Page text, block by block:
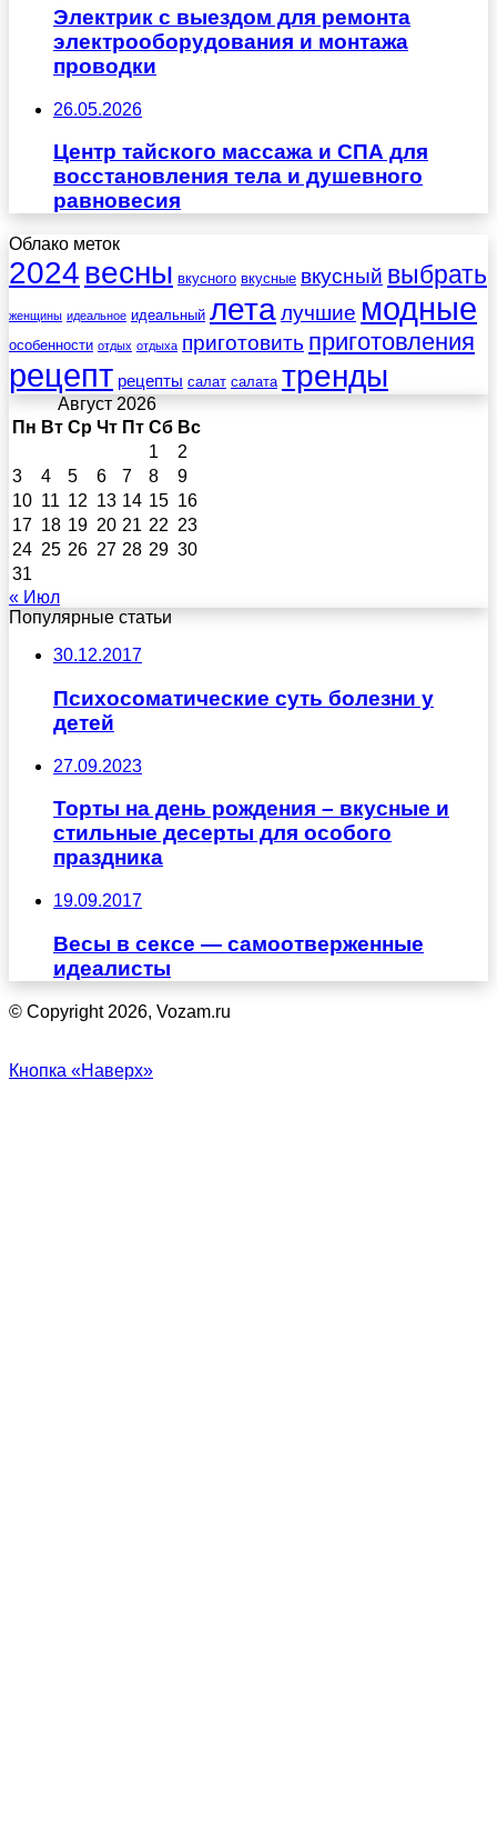
Электрик с выездом для ремонта
электрооборудования и монтажа
проводки
26.05.2026
Центр тайского массажа и СПА для
восстановления тела и душевного
равновесия
Облако меток
2024 весны вкусного вкусные вкусный выбрать
женщины идеальное идеальный леталучшие модные
особенности отдых отдыха приготовить приготовления
рецепт рецепты салат салата тренды
Август 2026
Пн Вт Ср Чт Пт Сб Вс
1
2
3
4 5 6 7 8
9
10 11 12 13 14 15 16
17 18 19 20 21 22 23
24 25 26 27 28 29 30
31
« Июл
Популярные статьи
30.12.2017
Психосоматические суть болезни у
детей
27.09.2023
Торты на день рождения – вкусные и
стильные десерты для особого
праздника
19.09.2017
Весы в сексе — самоотверженные
идеалисты
© Copyright 2026, Vozam.ru
Кнопка «Наверх»